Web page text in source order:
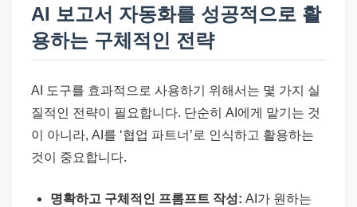
AI 보고서 자동화를 성공적으로 활
용하는 구체적인 전략
AI 도구를 효과적으로 사용하기 위해서는 몇 가지 실
질적인 전략이 필요합니다. 단순히 AI에게 맡기는 것
이 아니라, AI를 ‘협업 파트너’로 인식하고 활용하는
것이 중요합니다.
명확하고 구체적인 프롬프트 작성: AI가 원하는